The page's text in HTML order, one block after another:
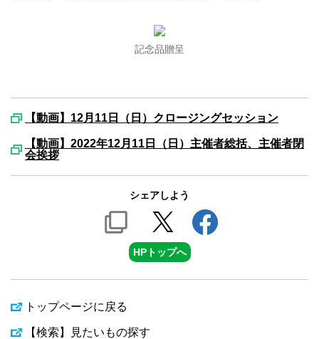
記念品贈呈
【動画】12月11日（日）クロージングセッション
【動画】2022年12月11日（日）主催者総括、主催者閉
会挨拶
シェアしよう
HPトップへ
トップページに戻る
【検索】見たいもの探す